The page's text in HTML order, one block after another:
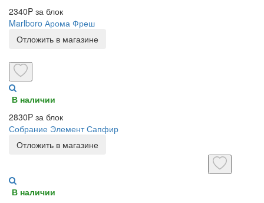
2340P за блок
Marlboro Арома Фреш
Отложить в магазине
В наличии
2830P за блок
Собрание Элемент Сапфир
Отложить в магазине
В наличии